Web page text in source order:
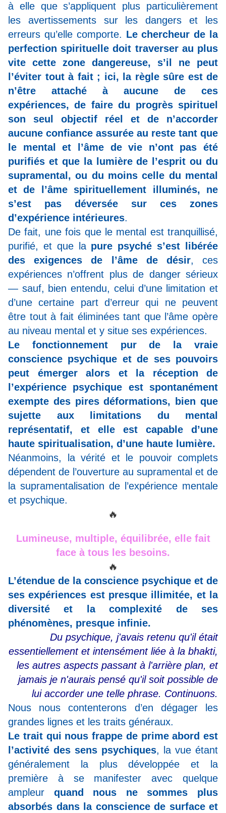
à elle que s’appliquent plus particulièrement
les avertissements sur les dangers et les
erreurs qu’elle comporte. Le chercheur de la
perfection spirituelle doit traverser au plus
vite cette zone dangereuse, s’il ne peut
l’éviter tout à fait ; ici, la règle sûre est de
n’être attaché à aucune de ces
expériences, de faire du progrès spirituel
son seul objectif réel et de n’accorder
aucune confiance assurée au reste tant que
le mental et l’âme de vie n’ont pas été
purifiés et que la lumière de l’esprit ou du
supramental, ou du moins celle du mental
et de l’âme spirituellement illuminés, ne
s’est pas déversée sur ces zones
d’expérience intérieures.
De fait, une fois que le mental est tranquillisé,
purifié, et que la pure psyché s’est libérée
des exigences de l’âme de désir, ces
expériences n’offrent plus de danger sérieux
— sauf, bien entendu, celui d’une limitation et
d’une certaine part d’erreur qui ne peuvent
être tout à fait éliminées tant que l’âme opère
au niveau mental et y situe ses expériences.
Le fonctionnement pur de la vraie
conscience psychique et de ses pouvoirs
peut émerger alors et la réception de
l’expérience psychique est spontanément
exempte des pires déformations, bien que
sujette aux limitations du mental
représentatif, et elle est capable d’une
haute spiritualisation, d’une haute lumière.
Néanmoins, la vérité et le pouvoir complets
dépendent de l’ouverture au supramental et de
la supramentalisation de l’expérience mentale
et psychique.
🔥
Lumineuse, multiple, équilibrée, elle fait
face à tous les besoins.
🔥
L’étendue de la conscience psychique et de
ses expériences est presque illimitée, et la
diversité et la complexité de ses
phénomènes, presque infinie.
Du psychique, j'avais retenu qu'il était
essentiellement et intensément liée à la bhakti,
les autres aspects passant à l'arrière plan, et
jamais je n'aurais pensé qu'il soit possible de
lui accorder une telle phrase. Continuons.
Nous nous contenterons d’en dégager les
grandes lignes et les traits généraux.
Le trait qui nous frappe de prime abord est
l’activité des sens psychiques, la vue étant
généralement la plus développée et la
première à se manifester avec quelque
ampleur quand nous ne sommes plus
absorbés dans la conscience de surface et